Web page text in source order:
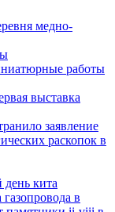
медно-
работы
выставка
заявление
раскопок в
кита
в